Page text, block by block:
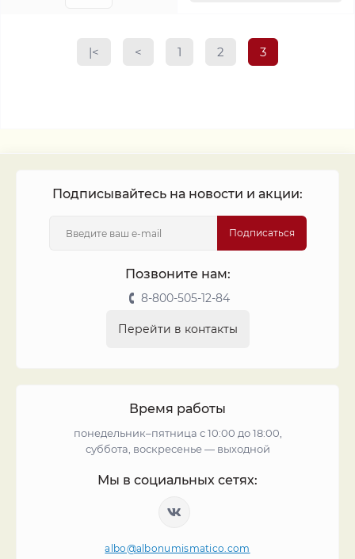
|< < 1 2 3
Подписывайтесь на новости и акции:
Подписаться
Позвоните нам:
8-800-505-12-84
Перейти в контакты
Время работы
понедельник–пятница с 10:00 до 18:00,
суббота, воскресенье — выходной
Мы в социальных сетях:
albo@albonumismatico.com